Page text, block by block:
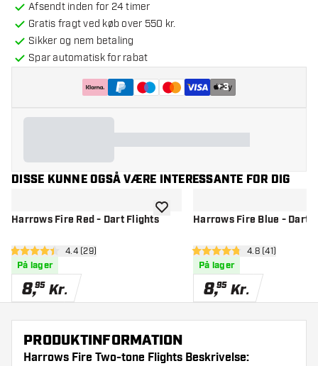
Afsendt inden for 24 timer
Gratis fragt ved køb over 550 kr.
Sikker og nem betaling
Spar automatisk for rabat
+3
DISSE KUNNE OGSÅ VÆRE INTERESSANTE FOR DIG
Harrows Fire Red - Dart Flights
åbn anmeldelsespanel
4.4 bedømmelsesstjerner
4.4 (29)
På lager
8,95 Kr.
tilføje til ønskeliste
Harrows Fire Blue - Dart
åbn
4.8 bedømmelsesstjerner
4.8 (41)
På lager
8,95 Kr.
PRODUKTINFORMATION
Harrows Fire Two-tone Flights Beskrivelse: